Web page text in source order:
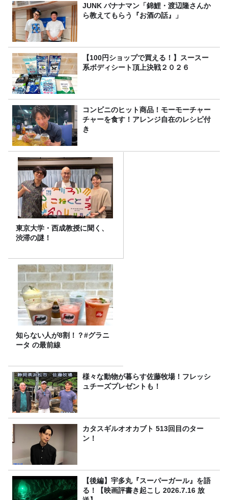
JUNK バナナマン「錦鯉・渡辺隆さんか
ら教えてもらう『お酒の話』」
【100円ショップで買える！】スースー
系ボディシート頂上決戦２０２６
コンビニのヒット商品！モーモーチャー
チャーを食す！アレンジ自在のレシピ付
き
東京大学・西成教授に聞く、
渋滞の謎！
知らない人が8割！？#グラニ
ータ の最前線
様々な動物が暮らす佐藤牧場！フレッシ
ュチーズプレゼントも！
カタスギルオオカブト 513回目のター
ン！
【後編】宇多丸『スーパーガール』を語
る！【映画評書き起こし 2026.7.16 放